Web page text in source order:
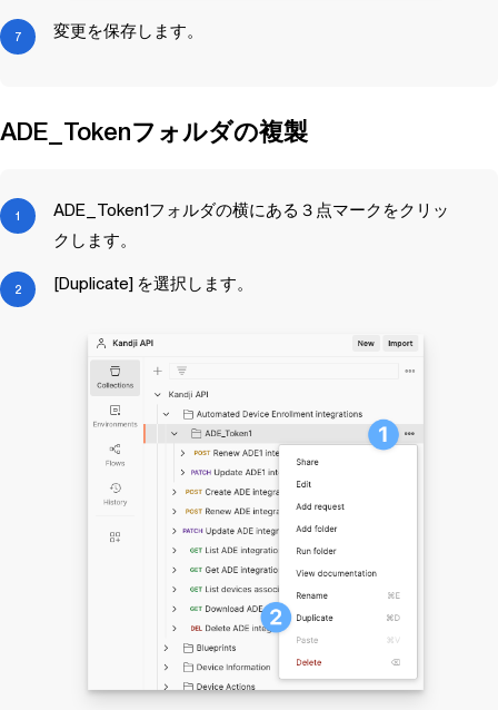
変更を保存します。
ADE_Tokenフォルダの複製
ADE_Token1フォルダの横にある３点マークをクリッ
クします。
[Duplicate] を選択します。